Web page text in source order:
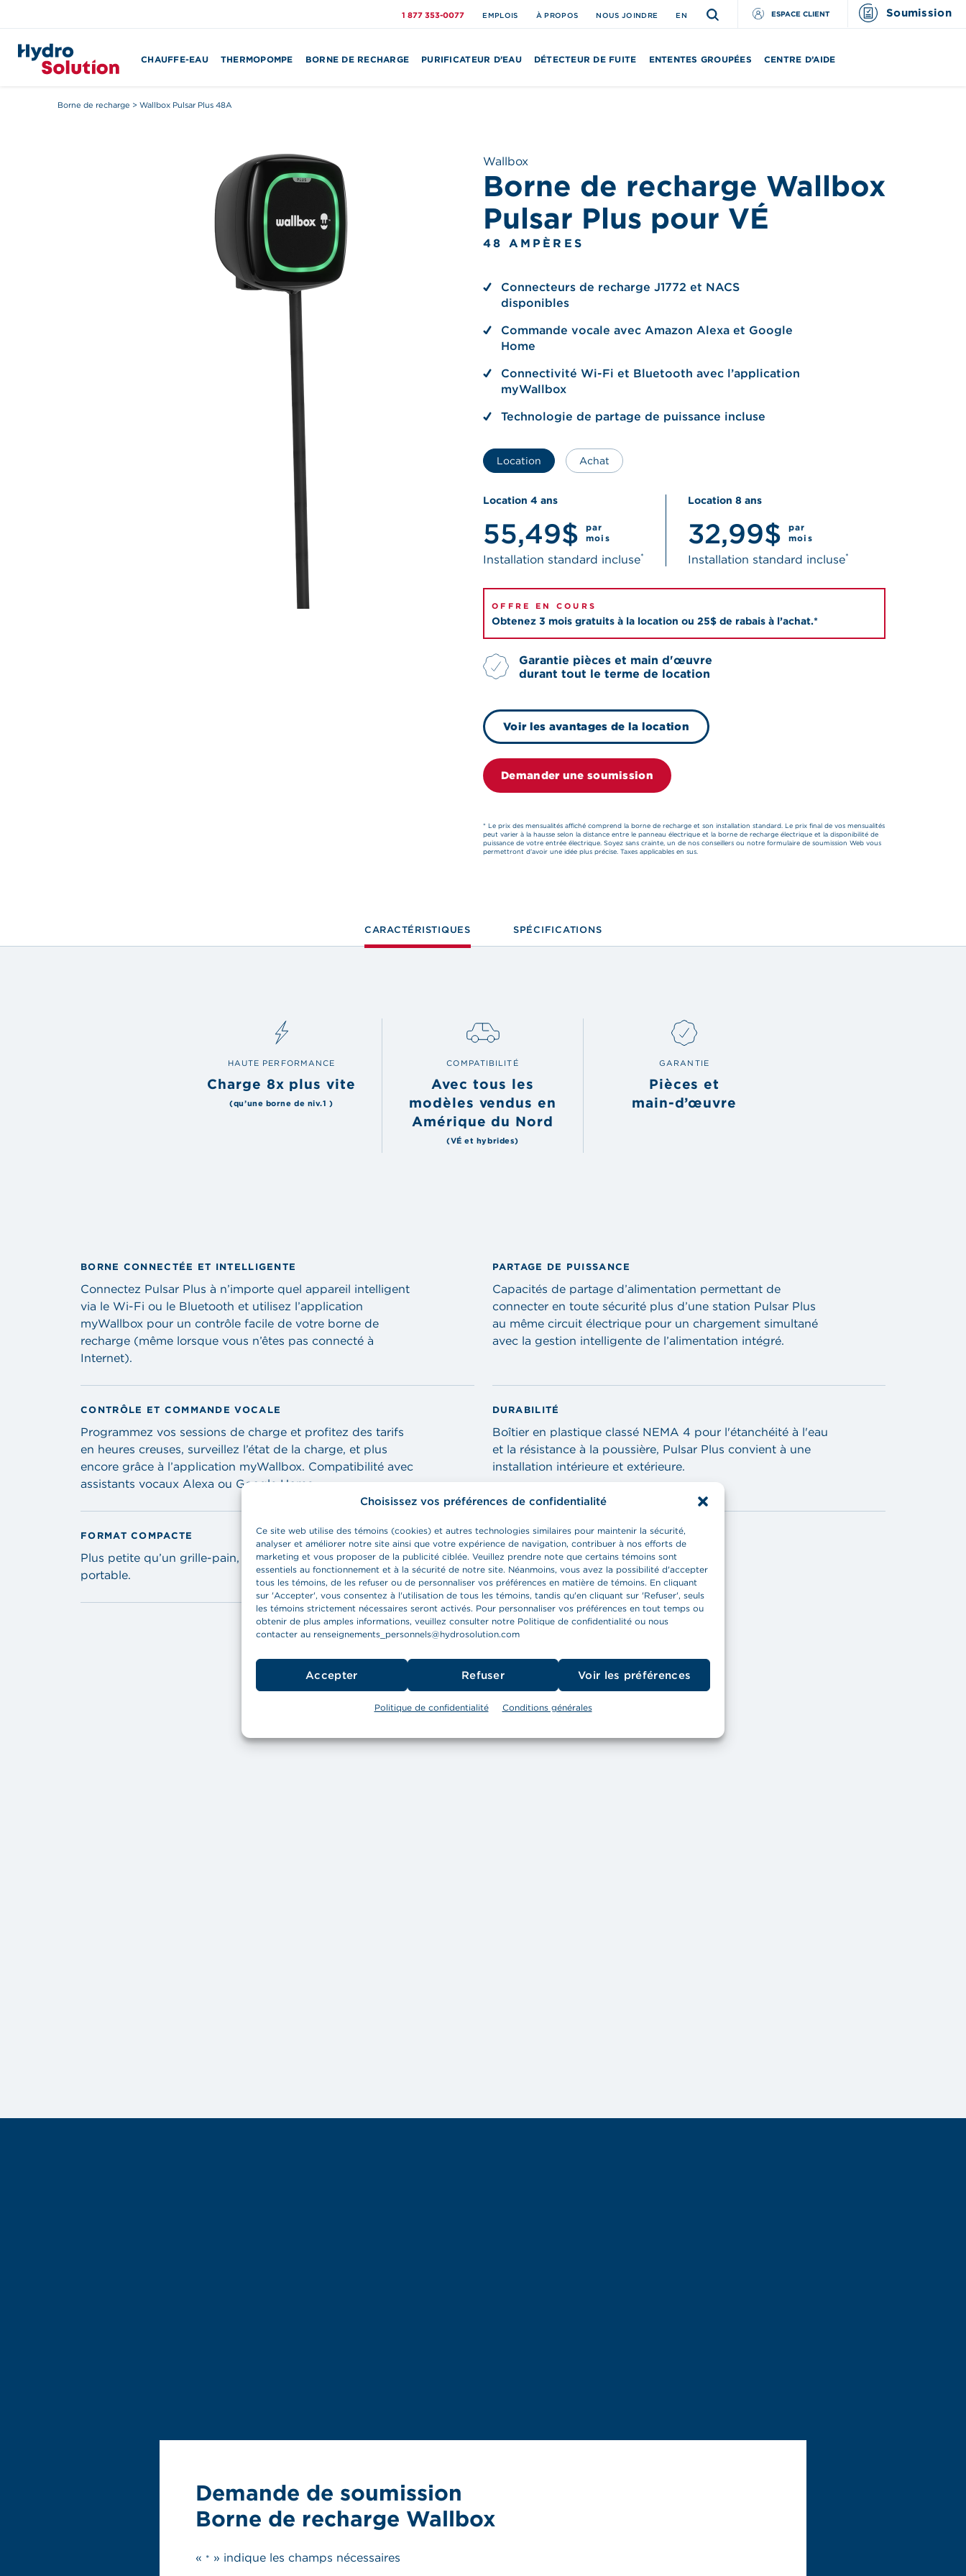
Choisissez vos préférences de confidentialité
Ce site web utilise des témoins (cookies) et autres technologies similaires pour maintenir la sécurité,
analyser et améliorer notre site ainsi que votre expérience de navigation, contribuer à nos efforts de
marketing et vous proposer de la publicité ciblée. Veuillez prendre note que certains témoins sont
essentiels au fonctionnement et à la sécurité de notre site. Néanmoins, vous avez la possibilité d'accepter
tous les témoins, de les refuser ou de personnaliser vos préférences en matière de témoins. En cliquant
sur 'Accepter', vous consentez à l'utilisation de tous les témoins, tandis qu'en cliquant sur 'Refuser', seuls
les témoins strictement nécessaires seront activés. Pour personnaliser vos préférences en tout temps ou
obtenir de plus amples informations, veuillez consulter notre Politique de confidentialité ou nous
contacter au renseignements_personnels@hydrosolution.com
Accepter Refuser Voir les préférences
Politique de confidentialité Conditions générales
1 877 353-0077 EMPLOIS À PROPOS NOUS JOINDRE EN ESPACE CLIENT Soumission
CHAUFFE-EAU THERMOPOMPE BORNE DE RECHARGE PURIFICATEUR D’EAU DÉTECTEUR DE FUITE ENTENTES GROUPÉES CENTRE D’AIDE
Borne de recharge > Wallbox Pulsar Plus 48A
Wallbox
Borne de recharge Wallbox
Pulsar Plus pour VÉ
48 AMPÈRES
Connecteurs de recharge J1772 et NACS
disponibles
Commande vocale avec Amazon Alexa et Google
Home
Connectivité Wi-Fi et Bluetooth avec l’application
myWallbox
Technologie de partage de puissance incluse
Location Achat
Location 4 ans
55,49$
par
mois
Installation standard incluse*
Location 8 ans
32,99$
par
mois
Installation standard incluse*
OFFRE EN COURS
Obtenez 3 mois gratuits à la location ou 25$ de rabais à l’achat.*
Garantie pièces et main d'œuvre
durant tout le terme de location
Voir les avantages de la location
Demander une soumission
* Le prix des mensualités affiché comprend la borne de recharge et son installation standard. Le prix final de vos mensualités
peut varier à la hausse selon la distance entre le panneau électrique et la borne de recharge électrique et la disponibilité de
puissance de votre entrée électrique. Soyez sans crainte, un de nos conseillers ou notre formulaire de soumission Web vous
permettront d’avoir une idée plus précise. Taxes applicables en sus.
CARACTÉRISTIQUES SPÉCIFICATIONS
HAUTE PERFORMANCE
Charge 8x plus vite
(qu’une borne de niv.1 )
COMPATIBILITÉ
Avec tous les
modèles vendus en
Amérique du Nord
(VÉ et hybrides)
GARANTIE
Pièces et
main-d’œuvre
BORNE CONNECTÉE ET INTELLIGENTE
Connectez Pulsar Plus à n’importe quel appareil intelligent
via le Wi-Fi ou le Bluetooth et utilisez l’application
myWallbox pour un contrôle facile de votre borne de
recharge (même lorsque vous n’êtes pas connecté à
Internet).
PARTAGE DE PUISSANCE
Capacités de partage d’alimentation permettant de
connecter en toute sécurité plus d’une station Pulsar Plus
au même circuit électrique pour un chargement simultané
avec la gestion intelligente de l’alimentation intégré.
CONTRÔLE ET COMMANDE VOCALE
Programmez vos sessions de charge et profitez des tarifs
en heures creuses, surveillez l’état de la charge, et plus
encore grâce à l’application myWallbox. Compatibilité avec
assistants vocaux Alexa ou Google Home.
DURABILITÉ
Boîtier en plastique classé NEMA 4 pour l'étanchéité à l'eau
et la résistance à la poussière, Pulsar Plus convient à une
installation intérieure et extérieure.
FORMAT COMPACTE
Plus petite qu’un grille-pain, plus légère qu’un ordinateur
portable.
Demande de soumission
Borne de recharge Wallbox
« * » indique les champs nécessaires